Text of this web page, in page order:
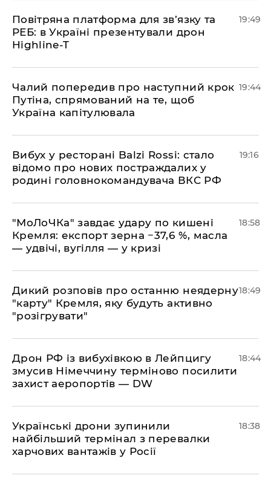
​Повітряна платформа для зв’язку та
РЕБ: в Україні презентували дрон
Highline-T
19:49
​Чалий попередив про наступний крок
Путіна, спрямований на те, щоб
Україна капітулювала
19:44
​Вибух у ресторані Balzi Rossi: стало
відомо про нових постраждалих у
родині головнокомандувача ВКС РФ
19:16
​"МоЛоЧКа" завдає удару по кишені
Кремля: експорт зерна −37,6 %, масла
— удвічі, вугілля — у кризі
18:58
​Дикий розповів про останню неядерну
"карту" Кремля, яку будуть активно
"розігрувати"
18:49
​Дрон РФ із вибухівкою в Лейпцигу
змусив Німеччину терміново посилити
захист аеропортів — DW
18:44
​Українські дрони зупинили
найбільший термінал з перевалки
харчових вантажів у Росії
18:38